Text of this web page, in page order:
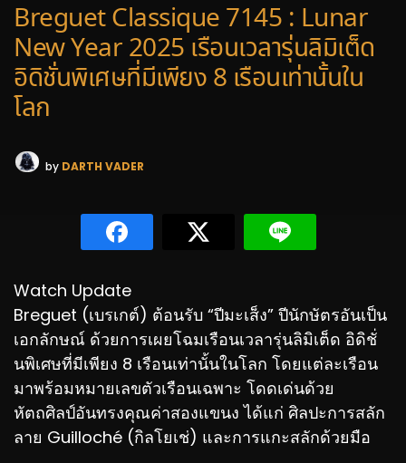
Breguet Classique 7145 : Lunar
New Year 2025 เรือนเวลารุ่นลิมิเต็ด
อิดิชั่นพิเศษที่มีเพียง 8 เรือนเท่านั้นใน
โลก
by DARTH VADER
Watch Update
Breguet (เบรเกต์) ต้อนรับ “ปีมะเส็ง” ปีนักษัตรอันเป็น
เอกลักษณ์ ด้วยการเผยโฉมเรือนเวลารุ่นลิมิเต็ด อิดิชั่
นพิเศษที่มีเพียง 8 เรือนเท่านั้นในโลก โดยแต่ละเรือน
มาพร้อมหมายเลขตัวเรือนเฉพาะ โดดเด่นด้วย
หัตถศิลป์อันทรงคุณค่าสองแขนง ได้แก่ ศิลปะการสลัก
ลาย Guilloché (กิลโยเช่) และการแกะสลักด้วยมือ